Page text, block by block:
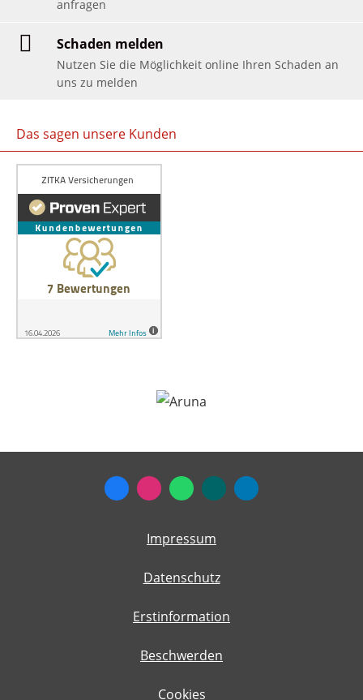
anfragen
Schaden melden
Nutzen Sie die Möglichkeit online Ihren Schaden an
uns zu melden
Das sagen unsere Kunden
Impressum
Datenschutz
Erstinformation
Beschwerden
Cookies